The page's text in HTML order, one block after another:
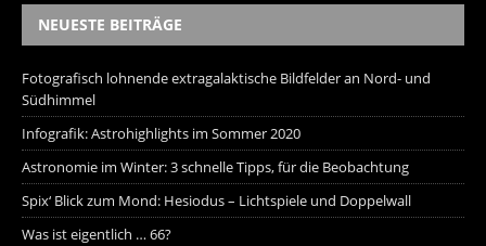
NEUESTE BEITRÄGE
Fotografisch lohnende extragalaktische Bildfelder an Nord- und
Südhimmel
Infografik: Astrohighlights im Sommer 2020
Astronomie im Winter: 3 schnelle Tipps, für die Beobachtung
Spix‘ Blick zum Mond: Hesiodus – Lichtspiele und Doppelwall
Was ist eigentlich … 66?